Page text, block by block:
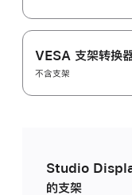
VESA 支架转换
不含支架
Studio
的支架